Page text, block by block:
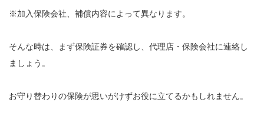
※加入保険会社、補償内容によって異なります。
そんな時は、まず保険証券を確認し、代理店・保険会社に連絡し
ましょう。
お守り替わりの保険が思いがけずお役に立てるかもしれません。